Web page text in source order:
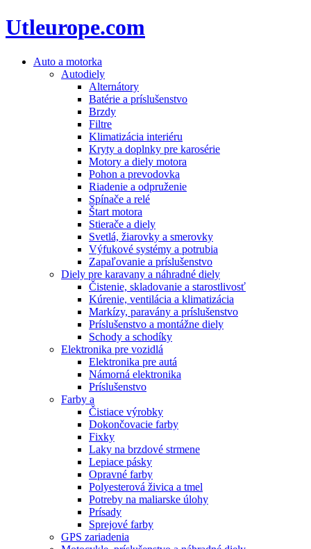
Utleurope.com
Auto a motorka
Autodiely
Alternátory
Batérie a príslušenstvo
Brzdy
Filtre
Klimatizácia interiéru
Kryty a doplnky pre karosérie
Motory a diely motora
Pohon a prevodovka
Riadenie a odpruženie
Spínače a relé
Štart motora
Stierače a diely
Svetlá, žiarovky a smerovky
Výfukové systémy a potrubia
Zapaľovanie a príslušenstvo
Diely pre karavany a náhradné diely
Čistenie, skladovanie a starostlivosť
Kúrenie, ventilácia a klimatizácia
Markízy, paravány a príslušenstvo
Príslušenstvo a montážne diely
Schody a schodíky
Elektronika pre vozidlá
Elektronika pre autá
Námorná elektronika
Príslušenstvo
Farby a
Čistiace výrobky
Dokončovacie farby
Fixky
Laky na brzdové strmene
Lepiace pásky
Opravné farby
Polyesterová živica a tmel
Potreby na maliarske úlohy
Prísady
Sprejové farby
GPS zariadenia